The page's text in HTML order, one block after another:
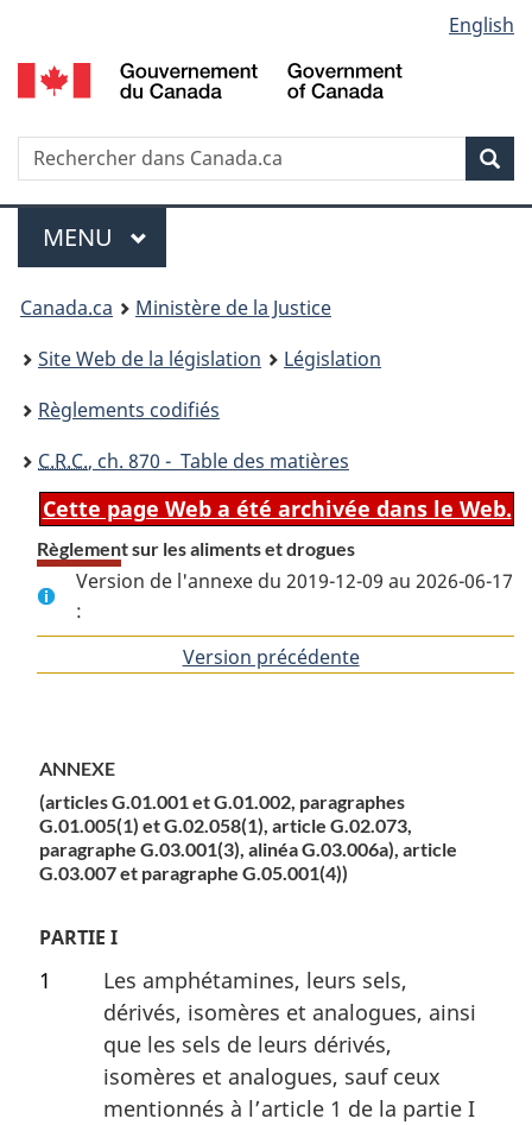
au
contenu
propos
de
la
HTML
simplifiée
selection
English
Recherche
Menu
MENU PRINCIPAL
You
are
here:
Canada.ca
Ministère de la Justice
Site Web de la législation
Législation
Règlements codifiés
C.R.C., ch. 870 - Table des matières
Cette page Web a été archivée dans le Web.
Règlement sur les aliments et drogues
Version de l'annexe du 2019-12-09 au 2026-06-17
:
Version précédentede
ANNEXE
(articles G.01.001 et G.01.002, paragraphes
G.01.005(1) et G.02.058(1), article G.02.073,
paragraphe G.03.001(3), alinéa G.03.006a), article
G.03.007 et paragraphe G.05.001(4))
PARTIE I
1
Les amphétamines, leurs sels,
dérivés, isomères et analogues, ainsi
que les sels de leurs dérivés,
isomères et analogues, sauf ceux
mentionnés à l’article 1 de la partie I